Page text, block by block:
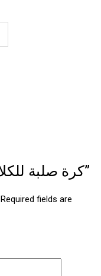
Be the first to review “كرة صلبة للكلاب”
Required fields are